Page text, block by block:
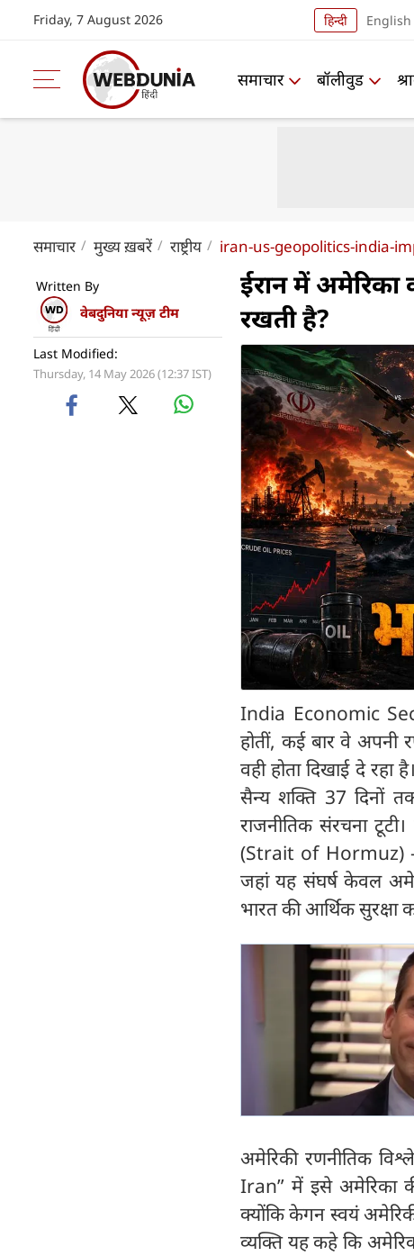
Friday, 7 August 2026 हिन्दी English
समाचार बॉलीवुड
समाचार मुख्य ख़बरें राष्ट्रीय iran-us-geopolitics-india-
Written By
वेबदुनिया न्यूज़ टीम
Last Modified:
Thursday, 14 May 2026 (12:37 IST)
ईरान में अमेरिका
रखती है?
India Economic
होतीं, कई बार वे अपनी
वही होता दिखाई दे
सैन्य शक्ति 37 दिनों
राजनीतिक संरचना
(Strait of Hormuz)
जहां यह संघर्ष केवल
भारत की आर्थिक सुरक्षा
अमेरिकी रणनीतिक
Iran” में इसे अमेरिका
क्योंकि केगन स्वयं
व्यक्ति यह कहे कि